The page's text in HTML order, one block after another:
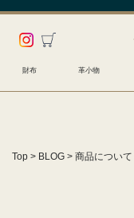
財布 革小物
Top > BLOG > 商品について